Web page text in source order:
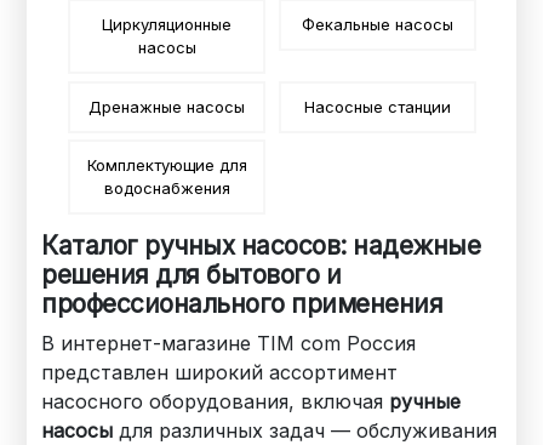
Циркуляционные
насосы
Фекальные насосы
Дренажные насосы Насосные станции
Комплектующие для
водоснабжения
Каталог ручных насосов: надежные
решения для бытового и
профессионального применения
В интернет-магазине TIM com Россия
представлен широкий ассортимент
насосного оборудования, включая ручные
насосы для различных задач — обслуживания